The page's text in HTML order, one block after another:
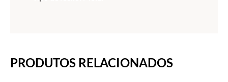
PRODUTOS RELACIONADOS